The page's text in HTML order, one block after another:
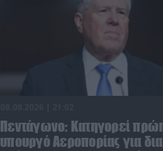
Πεντάγωνο: Κατηγορεί
υπουργό Αεροπορίας για